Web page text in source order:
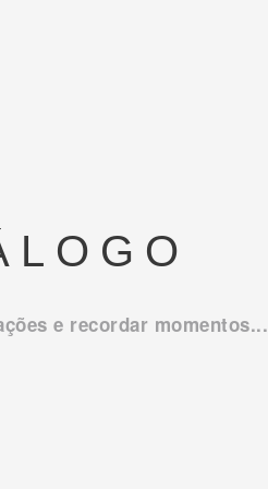
e recordar momentos...